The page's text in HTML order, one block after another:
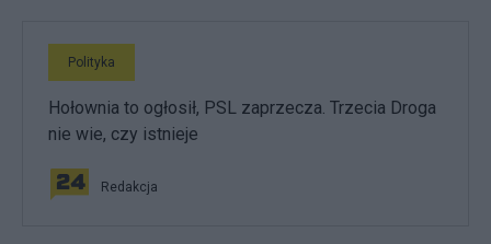
Polityka
Hołownia to ogłosił, PSL zaprzecza. Trzecia Droga
nie wie, czy istnieje
Redakcja